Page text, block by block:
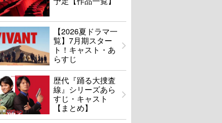
【2026夏ドラマ一
覧】7月期スター
ト！キャスト・あ
らすじ
歴代『踊る大捜査
線』シリーズあら
すじ・キャスト
【まとめ】